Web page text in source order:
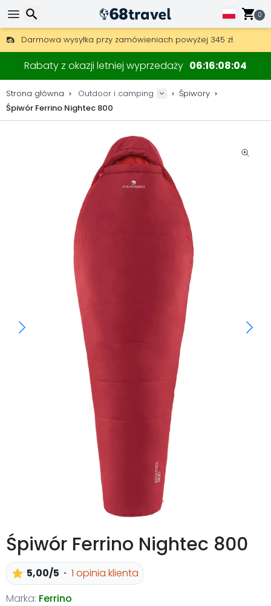
0
Darmowa wysyłka przy zamówieniach powyżej 345 zł.
30 dni na zwrot, 90 dni na drewniane mapy i dekoracje.
Najlepsze ceny na sprzęt outdoorowy i akcesoria.
Rabaty z okazji letniej wyprzedaży 06 16 08 04
Strona główna Outdoor i camping
Śpiwory
Śpiwór Ferrino Nightec 800
Śpiwór Ferrino Nightec 800
5,00/5
1 opinia klienta
Marka: Ferrino
Wyszukaj
Wyszukaj